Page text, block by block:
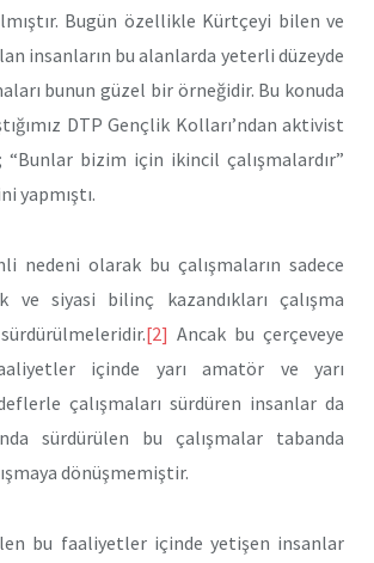
Bugün özellikle Kürtçeyi bilen ve
insanların bu alanlarda yeterli düzeyde
bunun güzel bir örneğidir. Bu konuda
DTP Gençlik Kolları’ndan aktivist
“Bunlar bizim için ikincil çalışmalardır”
yapmıştı.
nedeni olarak bu çalışmaların sadece
ve siyasi bilinç kazandıkları çalışma
[2] Ancak bu çerçeveye
içinde yarı amatör ve yarı
çalışmaları sürdüren insanlar da
sürdürülen bu çalışmalar tabanda
dönüşmemiştir.
bu faaliyetler içinde yetişen insanlar